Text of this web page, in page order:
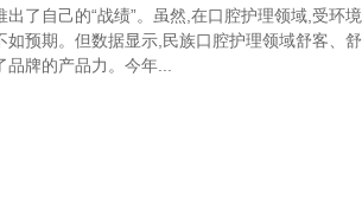
自己的“战绩”。虽然,在口腔护理领域,受环境
预期。但数据显示,民族口腔护理领域舒客、舒
牌的产品力。今年...